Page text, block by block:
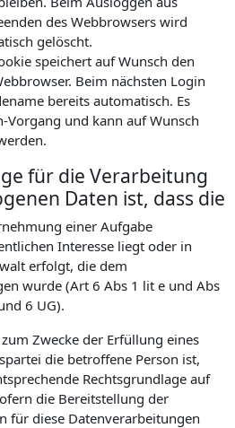
des Webbrowsers wird
gelöscht.
speichert auf Wunsch den
Beim nächsten Login
bereits automatisch. Es
Vorgang und kann auf Wunsch
für die Verarbeitung
Daten ist, dass die
einer Aufgabe
Interesse liegt oder in
erfolgt, die dem
wurde (Art 6 Abs 1 lit e und Abs
6 UG).
Zwecke der Erfüllung eines
die betroffene Person ist,
Rechtsgrundlage auf
die Bereitstellung der
für diese Datenverarbeitungen